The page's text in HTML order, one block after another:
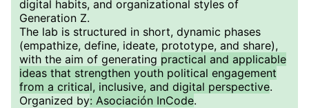
digital habits, and organizational styles of
Generation Z.
The lab is structured in short, dynamic phases
(empathize, define, ideate, prototype, and share),
with the aim of generating practical and applicable
ideas that strengthen youth political engagement
from a critical, inclusive, and digital perspective.
Organized by: Asociación InCode.